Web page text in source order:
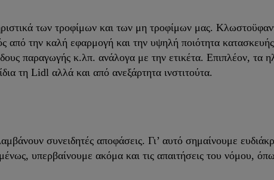
των τροφίμων και των μη τροφίμων μας.
την καλή εφαρμογή και την υψηλή ποιότητα κατασκευής,
παραγωγής κ.λπ. ανάλογα με την ετικέτα. Επιπλέον, τα
τη Lidl αλλά και από ανεξάρτητα ινστιτούτα.
συνειδητές αποφάσεις. Γι’ αυτό σημαίνουμε
υπερβαίνουμε ακόμα και τις απαιτήσεις του νόμου,